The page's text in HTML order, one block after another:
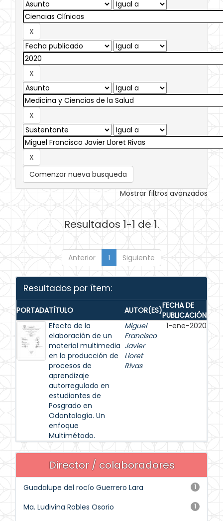
Comenzar nueva busqueda
Mostrar filtros avanzados
Resultados 1-1 de 1.
Anterior 1 Siguiente
Resultados por ítem:
PORTADATÍTULO AUTOR(ES)FECHA DE
PUBLICACIÓN
Efecto de la
elaboración de un
material multimedia
en la producción de
procesos de
aprendizaje
autorregulado en
estudiantes de
Posgrado en
Odontología. Un
enfoque
Multimétodo.
Miguel
Francisco
Javier
Lloret
Rivas
1-ene-2020
Director / colaboradores
1
Guadalupe del rocío Guerrero Lara
1
Ma. Ludivina Robles Osorio